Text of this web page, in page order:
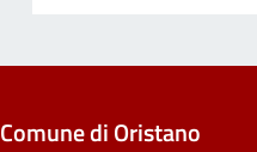
Comune di Oristano